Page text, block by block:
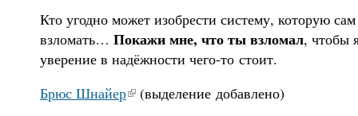
Кто угодно может изобрести систему, которую
взломать… Покажи мне, что ты взломал, чтобы
уверение в надёжности чего-то стоит.
Брюс Шнайер
(выделение добавлено)